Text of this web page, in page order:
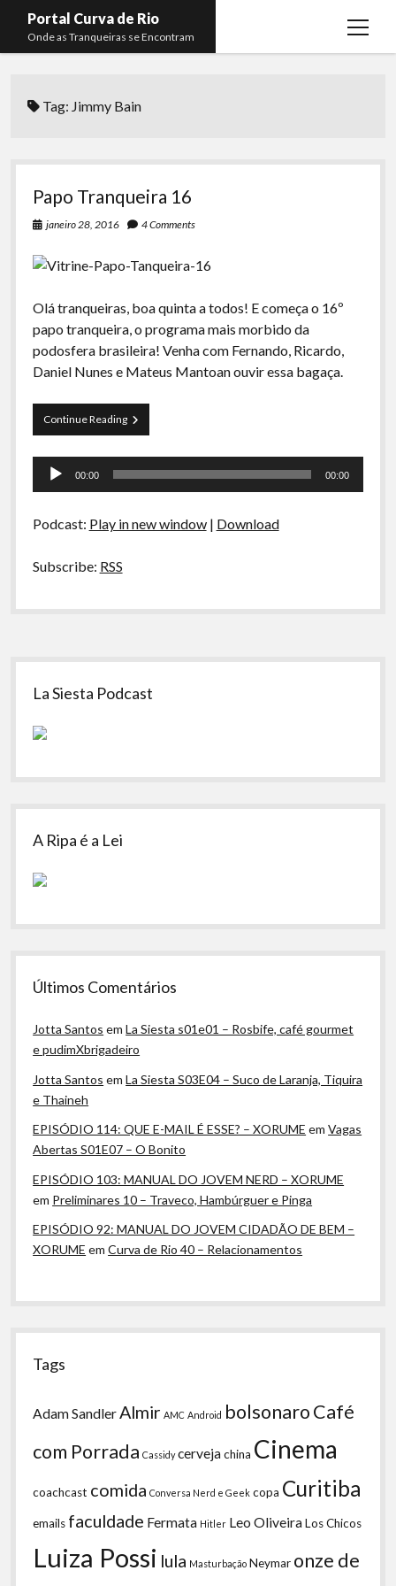
Portal Curva de Rio
Onde as Tranqueiras se Encontram
open
menu
Curva de Rio
Komos
Boca do Lixo
Rachão na Beira do RIo
Arquivo CDR
Papo Tranqueira
A Ripa É a Lei
Especiais
Preliminares
Membros
open
Mateus Mantoan
Rafael Almeida
Tag: Jimmy Bain
Papo Tranqueira 16
janeiro 28, 2016 4 Comments
Olá tranqueiras, boa quinta a todos! E começa o 16º
papo tranqueira, o programa mais morbido da
podosfera brasileira! Venha com Fernando, Ricardo,
Daniel Nunes e Mateus Mantoan ouvir essa bagaça.
Continue ReadingPapo
Tranqueira
Tocador
00:00 00:00
Podcast: Play in new window| Download
Subscribe: RSS
Sidebar
La Siesta Podcast
A Ripa é a Lei
Últimos Comentários
Jotta Santos emLa Siesta s01e01 – Rosbife, café gourmet
e pudimXbrigadeiro
Jotta Santos emLa Siesta S03E04 – Suco de Laranja, Tiquira
e Thaineh
EPISÓDIO 114: QUE E-MAIL É ESSE? – XORUME emVagas
Abertas S01E07 – O Bonito
EPISÓDIO 103: MANUAL DO JOVEM NERD – XORUME
em Preliminares 10 – Traveco, Hambúrguer e Pinga
EPISÓDIO 92: MANUAL DO JOVEM CIDADÃO DE BEM –
XORUME emCurva de Rio 40 – Relacionamentos
Tags
Adam Sandler Almir AMC Android bolsonaroCafé
com Porrada Cassidy cervejachina Cinema
coachcast comida Conversa Nerd e Geek copa Curitiba
emails faculdade Fermata Hitler Leo OliveiraLos Chicos
Luiza Possi lula Masturbação Neymar onze de